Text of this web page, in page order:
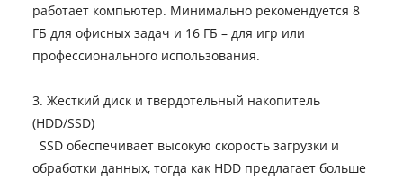
работает компьютер. Минимально рекомендуется 8
ГБ для офисных задач и 16 ГБ – для игр или
профессионального использования.
3. Жесткий диск и твердотельный накопитель
(HDD/SSD)
SSD обеспечивает высокую скорость загрузки и
обработки данных, тогда как HDD предлагает больше